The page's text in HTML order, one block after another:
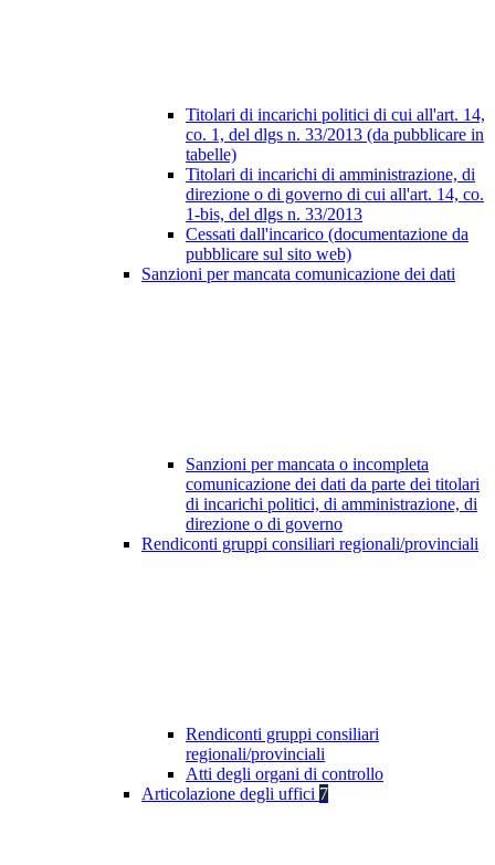
Titolari di incarichi politici di cui all'art. 14,
co. 1, del dlgs n. 33/2013 (da pubblicare in
tabelle)
Titolari di incarichi di amministrazione, di
direzione o di governo di cui all'art. 14, co.
1-bis, del dlgs n. 33/2013
Cessati dall'incarico (documentazione da
pubblicare sul sito web)
Sanzioni per mancata comunicazione dei dati
Sanzioni per mancata o incompleta
comunicazione dei dati da parte dei titolari
di incarichi politici, di amministrazione, di
direzione o di governo
Rendiconti gruppi consiliari regionali/provinciali
Rendiconti gruppi consiliari
regionali/provinciali
Atti degli organi di controllo
Articolazione degli uffici 7